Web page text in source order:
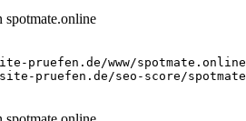
pruefen.de/www/
pruefen.de/seo-score/